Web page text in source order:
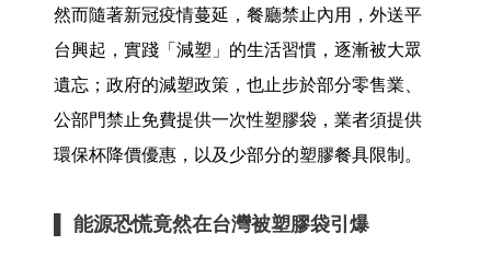
然而隨著新冠疫情蔓延，餐廳禁止內用，外送平
台興起，實踐「減塑」的生活習慣，逐漸被大眾
遺忘；政府的減塑政策，也止步於部分零售業、
公部門禁止免費提供一次性塑膠袋，業者須提供
環保杯降價優惠，以及少部分的塑膠餐具限制。
▌ 能源恐慌竟然在台灣被塑膠袋引爆